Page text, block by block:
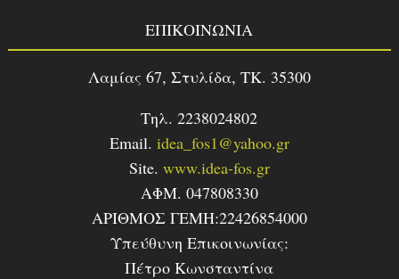
ΕΠΙΚΟΙΝΩΝΙΑ
Λαμίας 67, Στυλίδα, TK. 35300
Τηλ. 2238024802
Email. idea_fos1@yahoo.gr
Site. www.idea-fos.gr
ΑΦΜ. 047808330
ΑΡΙΘΜΟΣ ΓΕΜΗ:22426854000
Υπεύθυνη Επικοινωνίας:
Πέτρο Κωνσταντίνα